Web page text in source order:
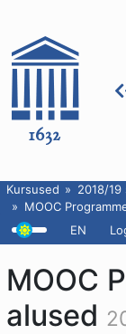
Kursused
2018/19
MOOC
EN
MOOC
alused